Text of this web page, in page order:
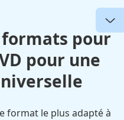
pour
pour une
format le plus adapté à